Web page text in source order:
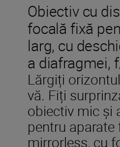
Obiectiv cu
focală fixă
larg, cu
a diafragmei,
Lărgiți
vă. Fiți
obiectiv mic și
pentru aparate
mirrorless, cu